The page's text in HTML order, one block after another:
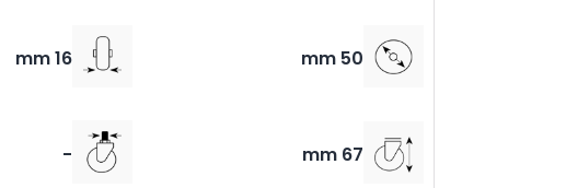
50 mm
16 mm
67 mm
-